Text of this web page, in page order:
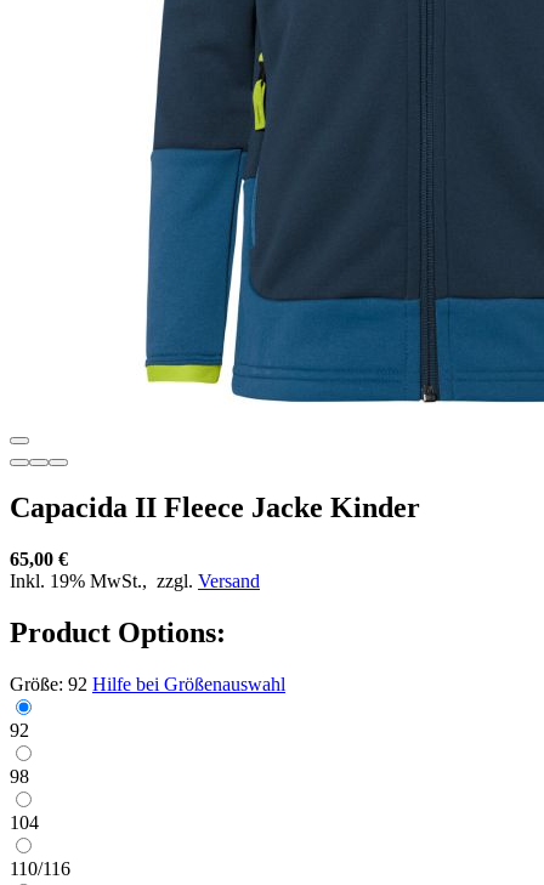
Capacida II Fleece Jacke Kinder
65,00 €
Inkl. 19% MwSt., zzgl. Versand
Product Options:
Größe: 92 Hilfe bei Größenauswahl
92
98
104
110/116